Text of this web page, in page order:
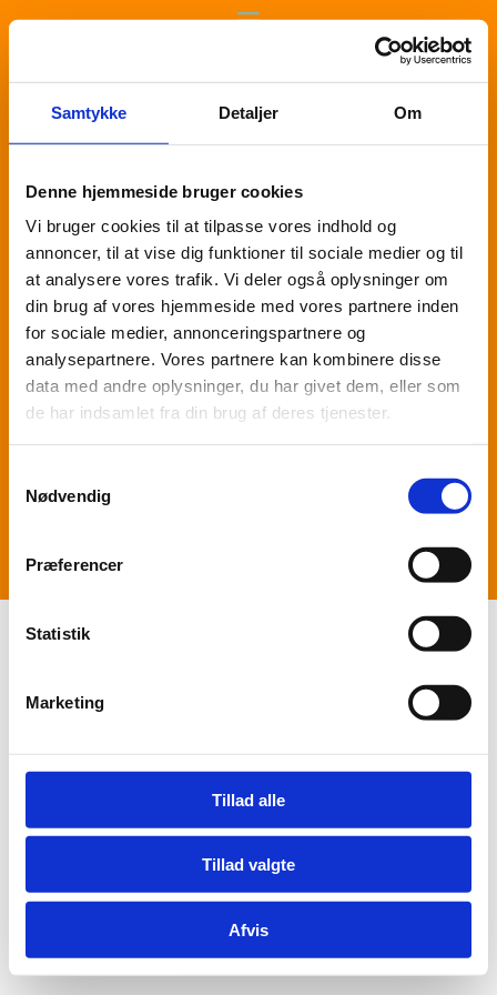
Samtykke Detaljer Om
Denne hjemmeside bruger cookies
Vi bruger cookies til at tilpasse vores indhold og
annoncer, til at vise dig funktioner til sociale medier og til
at analysere vores trafik. Vi deler også oplysninger om
din brug af vores hjemmeside med vores partnere inden
for sociale medier, annonceringspartnere og
analysepartnere. Vores partnere kan kombinere disse
data med andre oplysninger, du har givet dem, eller som
de har indsamlet fra din brug af deres tjenester.
Nødvendig
Præferencer
Statistik
Marketing
Tillad alle
Tillad valgte
Afvis